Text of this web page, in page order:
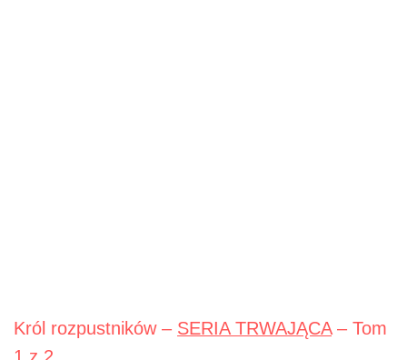
Król rozpustników – SERIA TRWAJĄCA– Tom